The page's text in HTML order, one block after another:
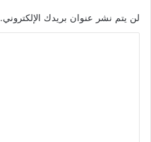
لن يتم نشر عنوان بريدك الإلكتروني.